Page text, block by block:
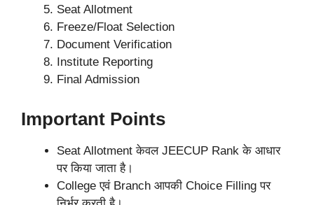
Seat Allotment
Freeze/Float Selection
Document Verification
Institute Reporting
Final Admission
Important Points
Seat Allotment केवल JEECUP Rank के आधार
पर किया जाता है।
College एवं Branch आपकी Choice Filling पर